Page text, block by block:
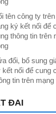
tên công ty
ký kết nối để
thông tin trên
đổi, bổ sung
kết nối để cung
tin trên
ĐAI